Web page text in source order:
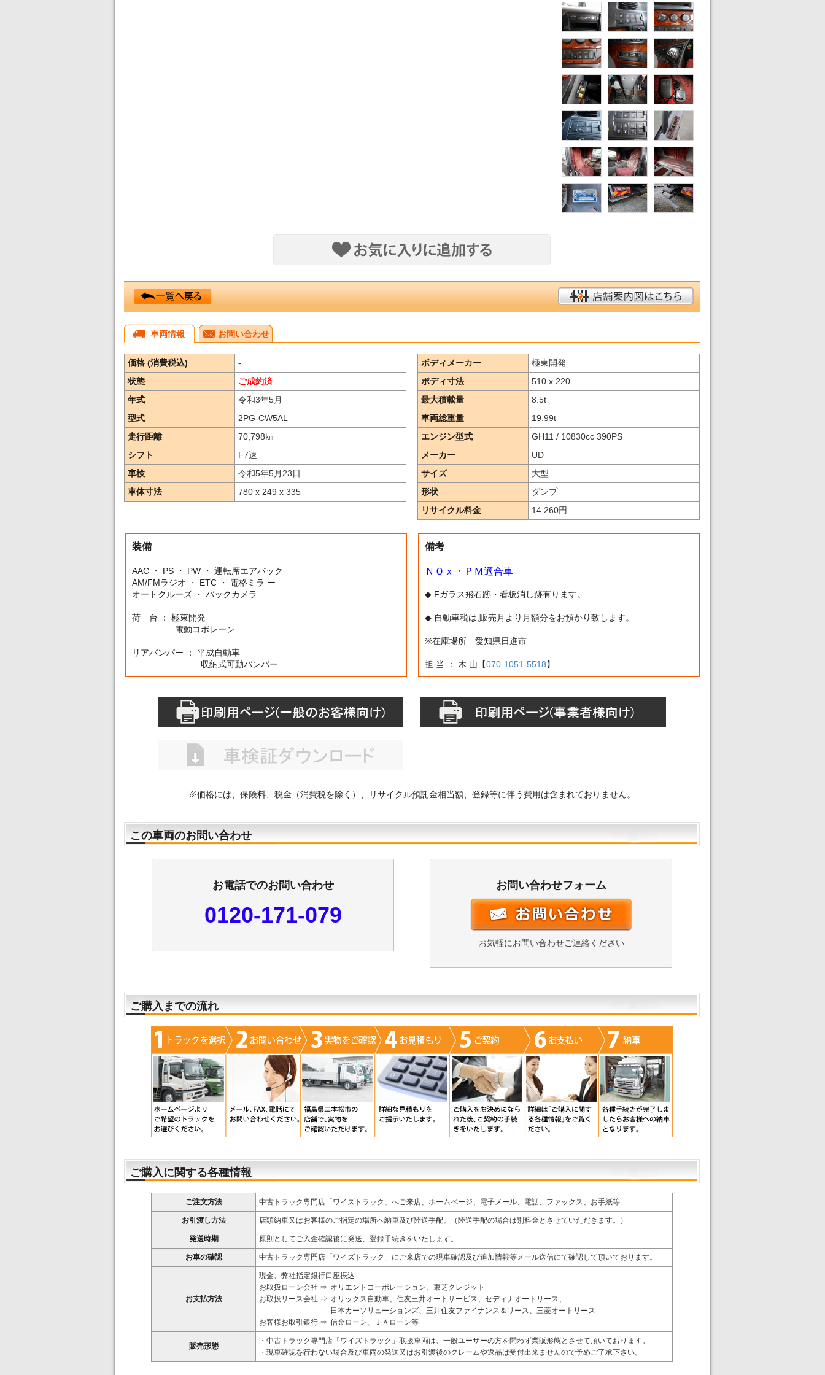
車両情報 お問い合わせ
価格 (消費税込)
-
状態
ご成約済
年式
令和3年5月
型式
2PG-CW5AL
走行距離
70,798㎞
シフト
F7速
車検
令和5年5月23日
車体寸法
780 x 249 x 335
ボディメーカー
極東開発
ボディ寸法
510 x 220
最大積載量
8.5t
車両総重量
19.99t
エンジン型式
GH11 / 10830cc 390PS
メーカー
UD
サイズ
大型
形状
ダンプ
リサイクル料金
14,260円
装備
AAC ・ PS ・ PW ・ 運転席エアバック
AM/FMラジオ ・ ETC ・ 電格ミラ ー
オートクルーズ ・ バックカメラ
荷 台 ： 極東開発
電動コボレーン
リアバンパー ： 平成自動車
収納式可動バンパー
備考
ＮＯｘ・ＰＭ適合車
◆ Fガラス飛石跡・看板消し跡有ります。
◆ 自動車税は,販売月より月額分をお預かり致します。
※在庫場所 愛知県日進市
担 当 ： 木 山【070-1051-5518】
※価格には、保険料、税金（消費税を除く）、リサイクル預託金相当額、登録等に伴う費用は含まれておりません。
この車両のお問い合わせ
お電話でのお問い合わせ
0120-171-079
お問い合わせフォーム
お気軽にお問い合わせご連絡ください
ご購入までの流れ
ご購入に関する各種情報
ご注文方法 中古トラック専門店「ワイズトラック」へご来店、ホームページ、電子メール、電話、ファックス、お手紙等
お引渡し方法 店頭納車又はお客様のご指定の場所へ納車及び陸送手配。（陸送手配の場合は別料金とさせていただきます。）
発送時期 原則としてご入金確認後に発送、登録手続きをいたします。
お車の確認 中古トラック専門店「ワイズトラック」にご来店での現車確認及び追加情報等メール送信にて確認して頂いております。
お支払方法
現金、弊社指定銀行口座振込
お取扱ローン会社 ⇒ オリエントコーポレーション、東芝クレジット
お取扱リース会社 ⇒ オリックス自動車、住友三井オートサービス、セディナオートリース、
日本カーソリューションズ、三井住友ファイナンス＆リース、三菱オートリース
お客様お取引銀行 ⇒ 信金ローン、ＪＡローン等
販売形態
・中古トラック専門店「ワイズトラック」取扱車両は、一般ユーザーの方を問わず業販形態とさせて頂いております。
・現車確認を行わない場合及び車両の発送又はお引渡後のクレームや返品は受付出来ませんので予めご了承下さい。